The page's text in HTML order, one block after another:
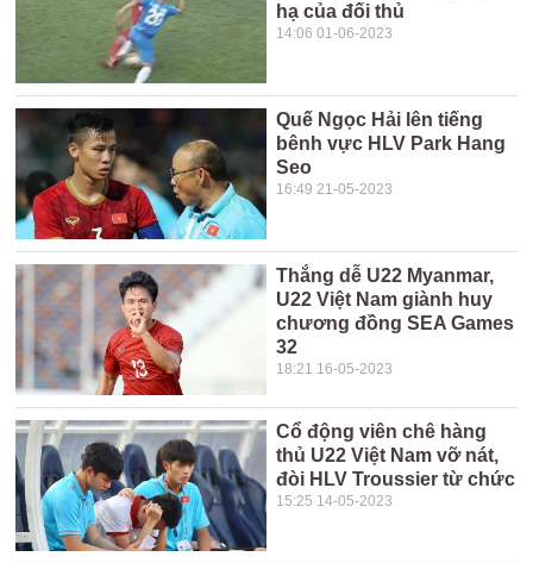
hạ của đối thủ
14:06 01-06-2023
Quế Ngọc Hải lên tiếng
bênh vực HLV Park Hang
Seo
16:49 21-05-2023
Thắng dễ U22 Myanmar,
U22 Việt Nam giành huy
chương đồng SEA Games
32
18:21 16-05-2023
Cổ động viên chê hàng
thủ U22 Việt Nam vỡ nát,
đòi HLV Troussier từ chức
15:25 14-05-2023